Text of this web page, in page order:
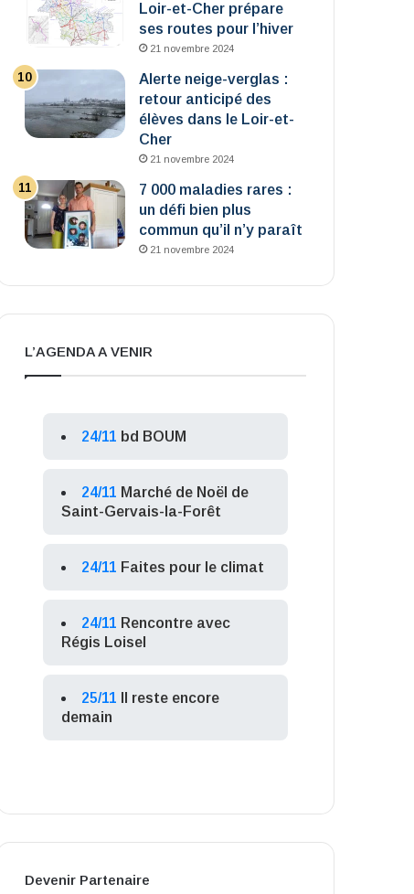
Loir-et-Cher prépare
ses routes pour l’hiver
21 novembre 2024
Alerte neige-verglas :
retour anticipé des
élèves dans le Loir-et-
Cher
21 novembre 2024
7 000 maladies rares :
un défi bien plus
commun qu’il n’y paraît
21 novembre 2024
L’AGENDA A VENIR
24/11 bd BOUM
24/11 Marché de Noël de
Saint-Gervais-la-Forêt
24/11 Faites pour le climat
24/11 Rencontre avec
Régis Loisel
25/11
Il reste encore
demain
Devenir Partenaire